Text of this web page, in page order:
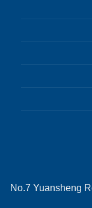
No.7 Yuansheng